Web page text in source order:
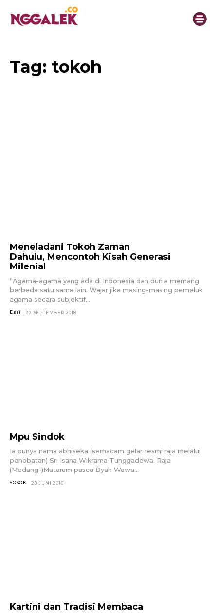
Tag: tokoh
Meneladani Tokoh Zaman
Dahulu, Mencontoh Kisah Generasi
Milenial
”Agama-agama yang ada di Indonesia dan dunia memang
berbeda satu sama lain. Wajar jika masing-masing pemeluk
agama secara subjektif...
Esai 27 SEPTEMBER 2018
Mpu Sindok
Ia punya nama abhiseka (semacam gelar resmi raja melalui
penobatan) Sri Isana Wikrama Tunggadewa. Raja
(Medang-)Mataram pasca Dyah Wawa...
SOSOK 28 JUNI 2016
Kartini dan Tradisi Membaca